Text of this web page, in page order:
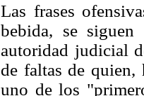
Las frases
bebida, se
autoridad judicial
de faltas de quien,
uno de los